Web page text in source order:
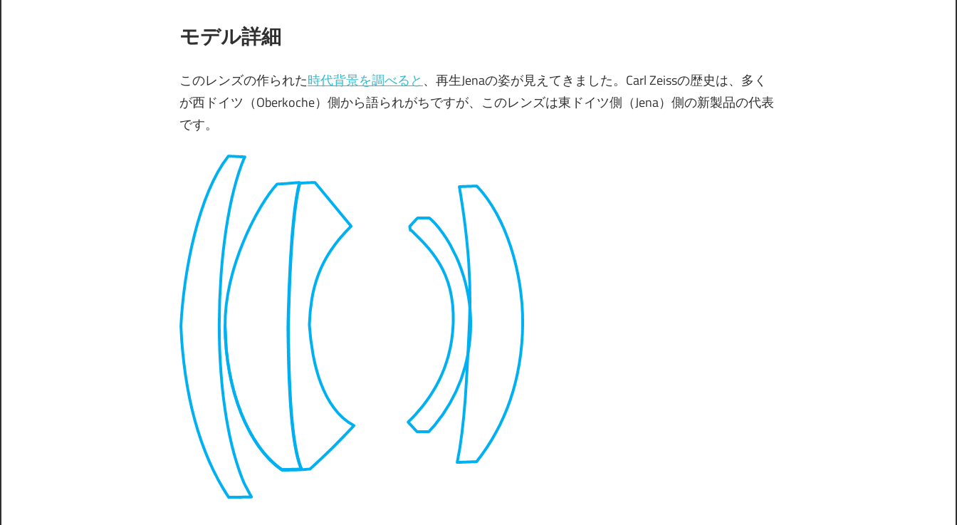
モデル詳細
このレンズの作られた時代背景を調べると 、再生Jenaの姿が見えてきました。Carl Zeissの歴史は、多く
が西ドイツ（Oberkoche）側から語られがちですが、このレンズは東ドイツ側（Jena）側の新製品の代表
です。